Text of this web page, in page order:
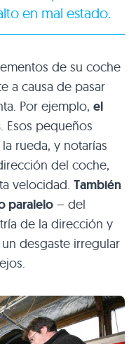
en mal estado.
de su coche
a causa de pasar
Por ejemplo, el
. Esos pequeños
rueda, y notarías
del coche,
velocidad. También
paralelo – del
de la dirección y
desgaste irregular